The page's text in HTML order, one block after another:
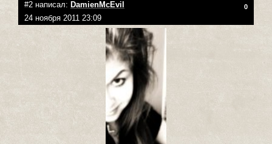
#2 написал: DamienMcEvil 0
24 ноября 2011 23:09